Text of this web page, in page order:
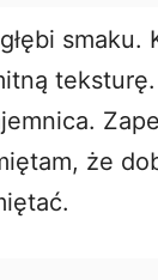
smaku.
że
.